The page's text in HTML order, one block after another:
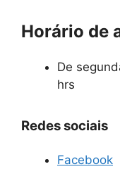
Horário de
De
hrs
Redes sociais
Facebook